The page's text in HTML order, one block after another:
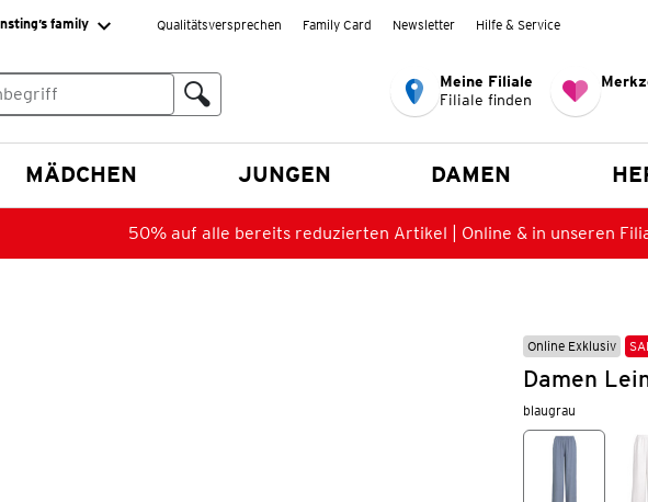
family Qualitätsversprechen Family Card Newsletter Hilfe & Service
Meine Filiale
Filiale finden
MÄDCHEN JUNGEN DAMEN
50% auf alle bereits reduzierten Artikel | Online & in unseren
Online Exklusiv
Damen
blaugrau